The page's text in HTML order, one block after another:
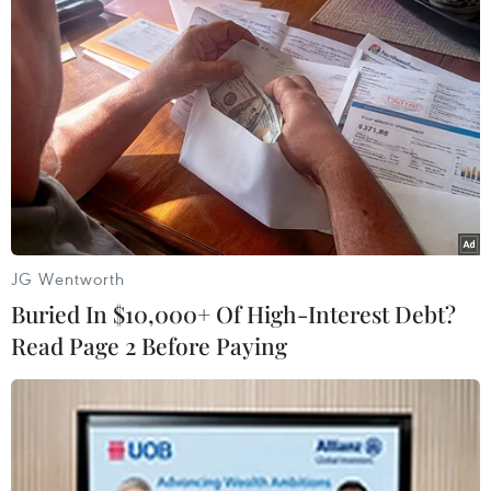
Nga thúc đẩy đa dạng hóa tuyến vận
tải kết nối châu Á qua Ấn Độ Dương
06/08/2026 15:34
Italy và Hy Lạp trở thành điểm nóng
của virus Tây sông Nile
NATO ưu tiên đẩy nhanh chuyển
Ukraine
06/08/2026 12:24
JG Wentworth
Buried In $10,000+ Of High-Interest Debt?
Read Page 2 Before Paying